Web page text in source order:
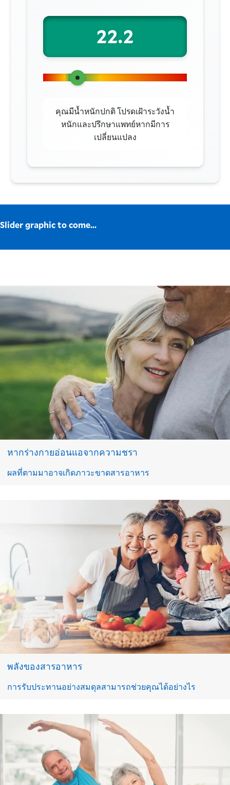
22.2
คุณมีน้ำหนักปกติ โปรดเฝ้าระวังน้ำ
หนักและปรึกษาแพทย์หากมีการ
เปลี่ยนแปลง
Slider graphic to come...
หากร่างกายอ่อนแอจากความชรา
ผลที่ตามมาอาจเกิดภาวะขาดสารอาหาร
พลังของสารอาหาร
การรับประทานอย่างสมดุลสามารถช่วยคุณได้อย่างไร